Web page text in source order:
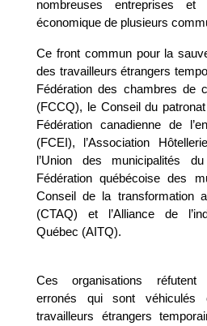
nombreuses entreprises
économique de plusieurs
Ce front commun pour la
des travailleurs étrangers
Fédération des chambres de
(FCCQ), le Conseil du
Fédération canadienne de
(FCEI), l’Association
l’Union des municipalités
Fédération québécoise des
Conseil de la transformation
(CTAQ) et l’Alliance de
Québec (AITQ).
Ces organisations réfutent
erronés qui sont
travailleurs étrangers